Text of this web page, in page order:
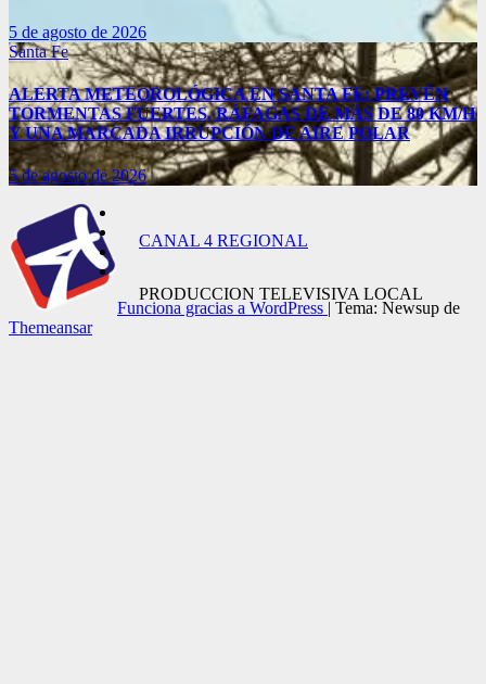
5 de agosto de 2026
Santa Fe
ALERTA METEOROLÓGICA EN SANTA FE: PREVÉN
TORMENTAS FUERTES, RÁFAGAS DE MÁS DE 80 KM/H
Y UNA MARCADA IRRUPCIÓN DE AIRE POLAR
5 de agosto de 2026
CANAL 4 REGIONAL
PRODUCCION TELEVISIVA LOCAL
Funciona gracias a WordPress | Tema: Newsup de
Themeansar